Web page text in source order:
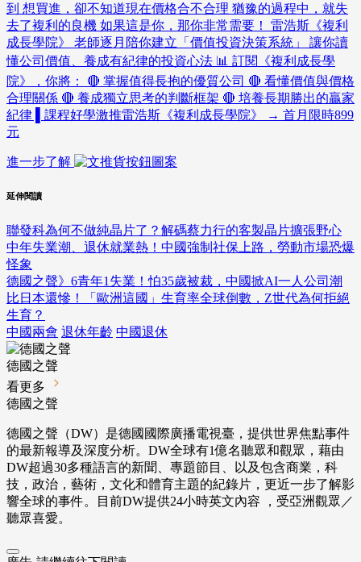
到 想買進，卻不知道現在價格合不合理 猶豫的過程中，就失
去了複利的良機 如果這是你，那你非常需要！ 雷浩斯《複利
成長學院》 老師逐月陪你建立「價值投資決策系統」 讓你讀
懂公司價值、養成有紀律的投資心法 📊 訂閱《複利成長學
院》，你將： 🔴 掌握值得長抱的優質公司 🔴 看懂價值與價格
合理關係 🔴 養成獨立思考的判斷框架 🔴 培養長期勝出的贏家
紀律 ▌課程好學激推雷浩斯《複利成長學院》 → 首月限時899
元
進一步了解
延伸閱讀
聯發科為何不做純晶片了？解碼蔡力行的客製晶片擴張野心
中年失業潮、退休就業熱！中國強制社保上路，勞動市場恐爆
怪象
德國之聲》6青年1失業！怕35歲被裁，中國掀AI一人公司潮
比日本還慘！「歐洲這國」生育率全球倒數，Z世代為何拒絕
生育？
中國兩會 退休年齡 中國退休
德國之聲
看更多
德國之聲
德國之聲（DW）是德國國際廣播電視臺，提供世界焦點事件
的最新報導及深度分析。DW全球有1億名聽眾和觀眾，藉由
DW超過30多種語言的新聞、專題節目、以及包含商業，科
技，政治，藝術，文化和體育主題的紀錄片，更近一步了解影
響全球的事件。目前DW提供24小時英文內容 ，受亞洲觀眾／
聽眾喜愛。